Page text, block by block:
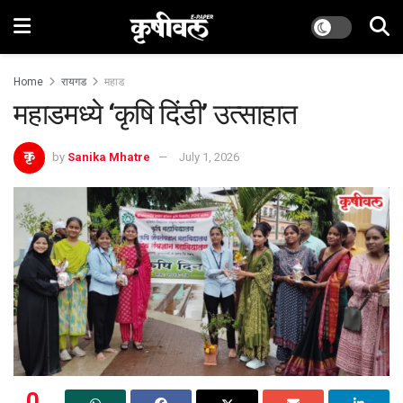
Home रायगड महाड
‌महाडमध्ये ‌‘कृषि दिंडी’ उत्साहात
by Sanika Mhatre July 1, 2026